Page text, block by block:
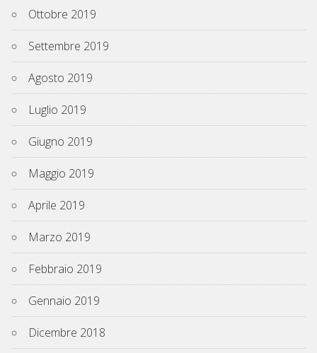
Ottobre 2019
Settembre 2019
Agosto 2019
Luglio 2019
Giugno 2019
Maggio 2019
Aprile 2019
Marzo 2019
Febbraio 2019
Gennaio 2019
Dicembre 2018